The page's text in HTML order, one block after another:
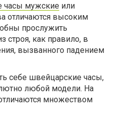
часы мужские или
отличаются высоким
прослужить
строя, как правило, в
вызванного падением
себе швейцарские часы,
любой модели. На
множеством